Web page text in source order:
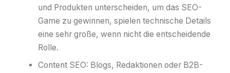
und Produkten unterscheiden, um das SEO-
Game zu gewinnen, spielen technische Details
eine sehr große, wenn nicht die entscheidende
Rolle.
Content SEO: Blogs, Redaktionen oder B2B-